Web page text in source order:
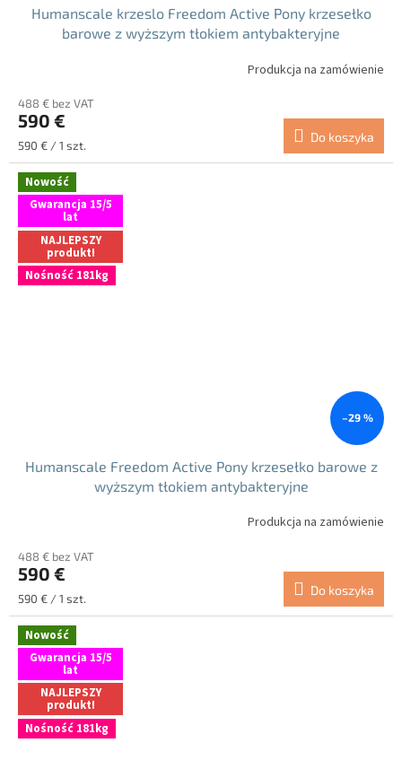
Humanscale krzeslo Freedom Active Pony krzesełko
barowe z wyższym tłokiem antybakteryjne
Produkcja na zamówienie
488 € bez VAT
590 €
Cena
jednostkowa:
590 € / 1 szt.
Do koszyka
Nowość
Gwarancja 15/5
lat
NAJLEPSZY
produkt!
Nośność 181kg
–29 %
Humanscale Freedom Active Pony krzesełko barowe z
wyższym tłokiem antybakteryjne
Produkcja na zamówienie
488 € bez VAT
590 €
Cena
jednostkowa:
590 € / 1 szt.
Do koszyka
Nowość
Gwarancja 15/5
lat
NAJLEPSZY
produkt!
Nośność 181kg